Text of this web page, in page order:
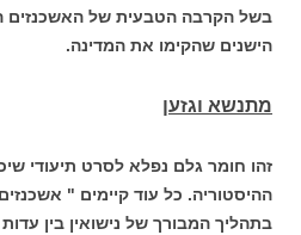
בשל הקרבה הטבעית של האשכנזים
הישנים שהקימו את המדינה.
מתנשא וגזען
זהו חומר גלם נפלא לסרט תיעודי
ההיסטוריה. כל עוד קיימים "
בתהליך המבורך של נישואין בין